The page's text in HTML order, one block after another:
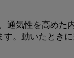
通気性を高めた
。動いたとき